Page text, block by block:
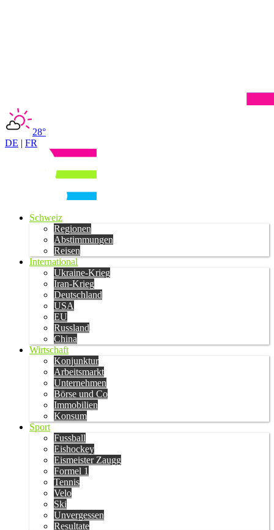
28°
DE | FR
Schweiz
Regionen
Abstimmungen
Reisen
International
Ukraine-Krieg
Iran-Krieg
Deutschland
USA
EU
Russland
China
Wirtschaft
Konjunktur
Arbeitsmarkt
Unternehmen
Börse und Co
Immobilien
Konsum
Sport
Fussball
Eishockey
Eismeister Zaugg
Formel 1
Tennis
Velo
Ski
Unvergessen
Resultate